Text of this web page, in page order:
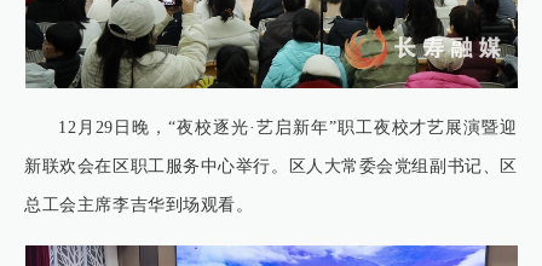
12月29日晚，“夜校逐光·艺启新年”职工夜校才艺展演暨迎
新联欢会在区职工服务中心举行。区人大常委会党组副书记、区
总工会主席李吉华到场观看。